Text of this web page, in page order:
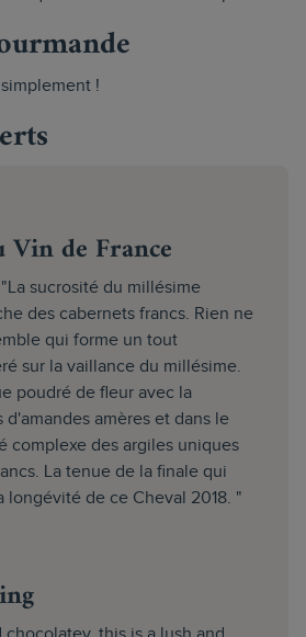
!
Vin de France
sucrosité du millésime
des cabernets francs. Rien ne
qui forme un tout
sur la vaillance du millésime.
poudré de fleur avec la
amères et dans le
complexe des argiles uniques
La tenue de la finale qui
longévité de ce Cheval 2018. "